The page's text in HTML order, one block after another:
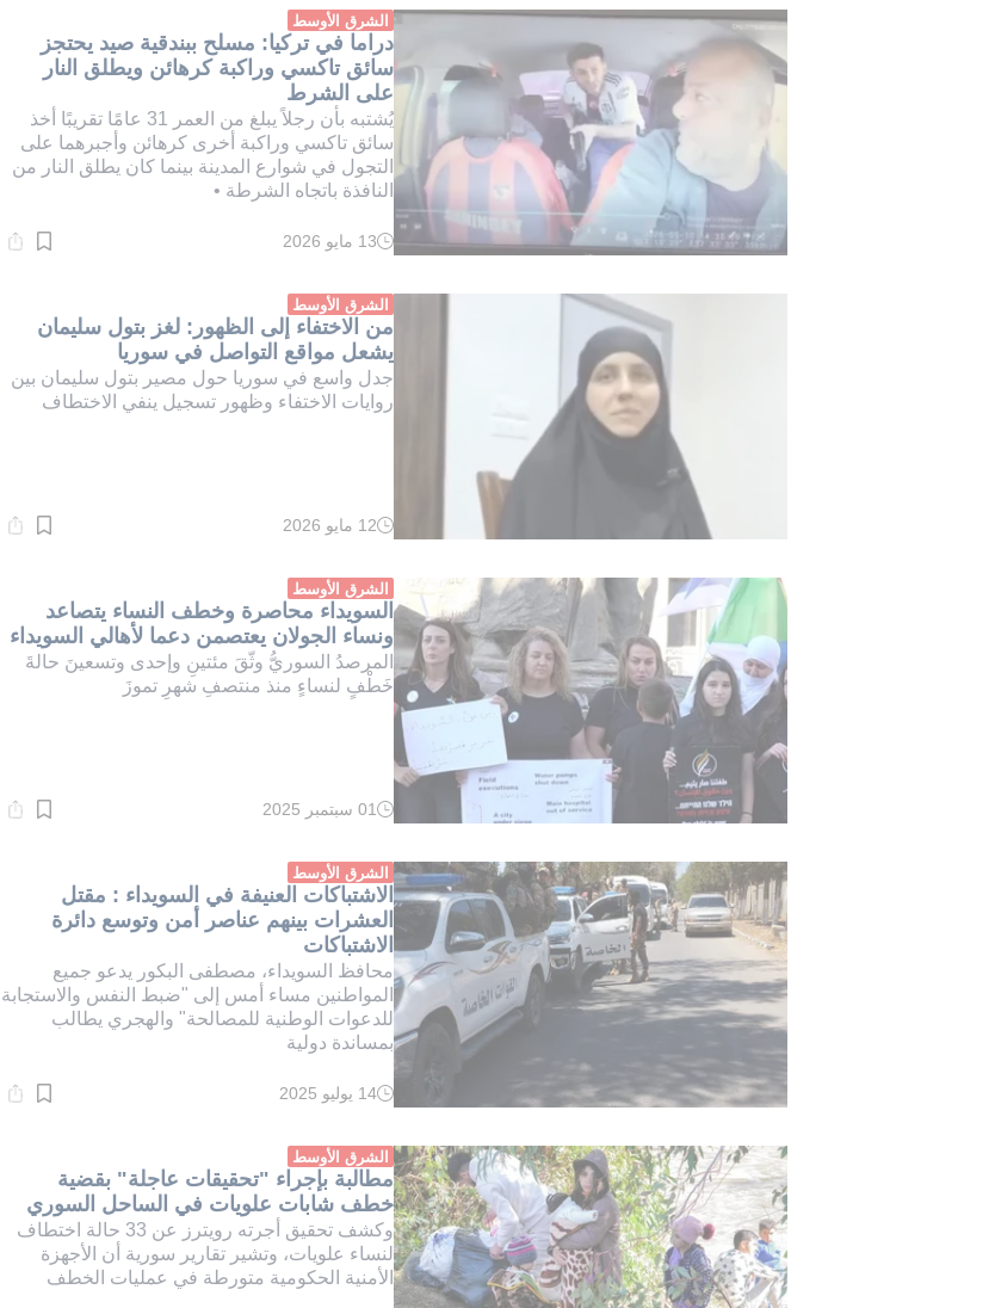
دقيقة.
الشرق الأوسط
دراما في تركيا: مسلح ببندقية صيد يحتجز
سائق تاكسي وراكبة كرهائن ويطلق النار
على الشرط
يُشتبه بأن رجلاً يبلغ من العمر 31 عامًا تقريبًا أخذ
سائق تاكسي وراكبة أخرى كرهائن وأجبرهما على
التجول في شوارع المدينة بينما كان يطلق النار من
النافذة باتجاه الشرطة •
وقت
دقيقة.
13 مايو 2026
الشرق الأوسط
من الاختفاء إلى الظهور: لغز بتول سليمان
يشعل مواقع التواصل في سوريا
جدل واسع في سوريا حول مصير بتول سليمان بين
روايات الاختفاء وظهور تسجيل ينفي الاختطاف
وقت
دقيقة.
12 مايو 2026
الشرق الأوسط
السويداء محاصرة وخطف النساء يتصاعد
ونساء الجولان يعتصمن دعما لأهالي السويداء
المرصدُ السوريُّ وثّقَ مئتينِ وإحدى وتسعينَ حالةَ
خَطْفٍ لنساءٍ منذ منتصفِ شهرِ تموزَ
وقت
دقيقة.
01 سبتمبر 2025
الشرق الأوسط
الاشتباكات العنيفة في السويداء : مقتل
العشرات بينهم عناصر أمن وتوسع دائرة
الاشتباكات
محافظ السويداء، مصطفى البكور يدعو جميع
المواطنين مساء أمس إلى "ضبط النفس والاستجابة
للدعوات الوطنية للمصالحة" والهجري يطالب
بمساندة دولية
وقت
دقيقة.
14 يوليو 2025
الشرق الأوسط
مطالبة بإجراء "تحقيقات عاجلة" بقضية
خطف شابات علويات في الساحل السوري
وكشف تحقيق أجرته رويترز عن 33 حالة اختطاف
لنساء علويات، وتشير تقارير سورية أن الأجهزة
الأمنية الحكومية متورطة في عمليات الخطف